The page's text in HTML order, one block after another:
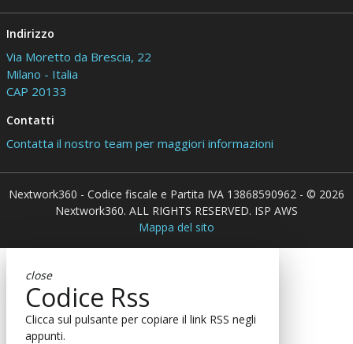
Indirizzo
Via Moretto da Brescia, 22
Milano - Italia
CAP 20133
Contatti
Contatta il nostro team per maggiori informazioni
Nextwork360 - Codice fiscale e Partita IVA 13868590962 - © 2026
Nextwork360. ALL RIGHTS RESERVED. ISP AWS
Mappa del sito
close
Codice Rss
Clicca sul pulsante per copiare il link RSS negli
appunti.